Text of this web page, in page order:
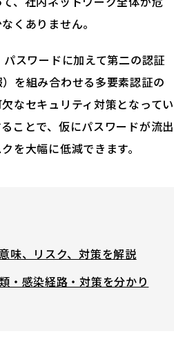
くありません。
スワードに加えて第二の認証
を組み合わせる多要素認証の
なセキュリティ対策となってい
ことで、仮にパスワードが流出
を大幅に低減できます。
味、リスク、対策を解説
・感染経路・対策を分かり